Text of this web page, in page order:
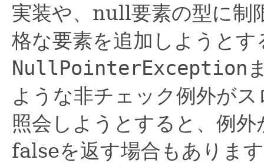
実装や、null要素の型に制
格な要素を追加しようとす
NullPointerException
ような非チェック例外が
照会しようとすると、例
falseを返す場合もありま